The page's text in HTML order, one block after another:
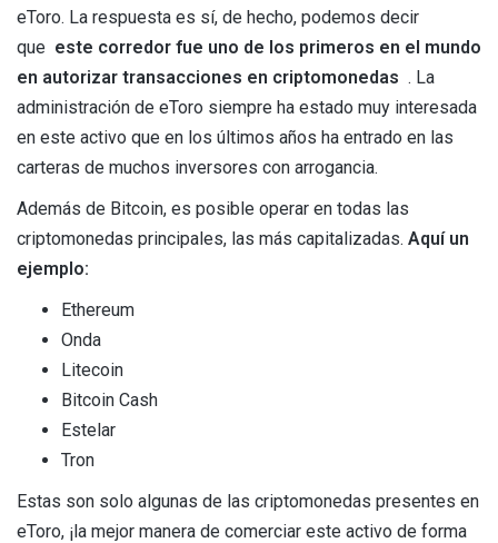
eToro. La respuesta es sí, de hecho, podemos decir
que este corredor fue uno de los primeros en el mundo
en autorizar transacciones en criptomonedas . La
administración de eToro siempre ha estado muy interesada
en este activo que en los últimos años ha entrado en las
carteras de muchos inversores con arrogancia.
Además de Bitcoin, es posible operar en todas las
criptomonedas principales, las más capitalizadas. Aquí un
ejemplo:
Ethereum
Onda
Litecoin
Bitcoin Cash
Estelar
Tron
Estas son solo algunas de las criptomonedas presentes en
eToro, ¡la mejor manera de comerciar este activo de forma